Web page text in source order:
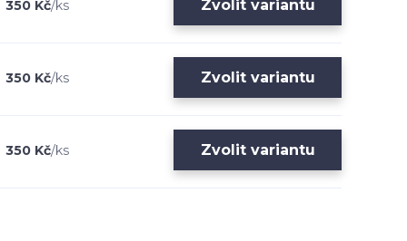
350 Kč/ks Zvolit variantu
350 Kč/ks Zvolit variantu
350 Kč/ks Zvolit variantu